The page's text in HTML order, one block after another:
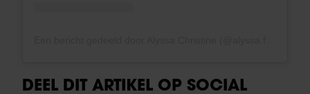
DEEL DIT ARTIKEL OP SOCIAL